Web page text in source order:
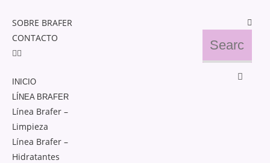
SOBRE BRAFER
CONTACTO
INICIO
LÍNEA BRAFER
Línea Brafer –
Limpieza
Línea Brafer –
Hidratantes